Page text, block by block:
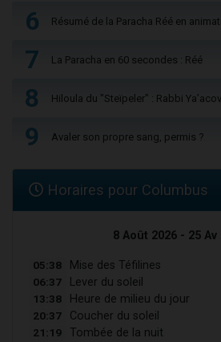
6 Résumé de la Paracha Réé en
7 La Paracha en 60 secondes : Réé
8 Hiloula du "Steïpeler" : Rabbi
9 Avaler son propre sang, permis ?
Horaires pour Columbus
8 Août 2026 - 25 Av
05:38 Mise des Téfilines
06:37 Lever du soleil
13:38 Heure de milieu du jour
20:37 Coucher du soleil
21:19 Tombée de la nuit